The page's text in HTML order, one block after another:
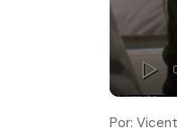
Por: